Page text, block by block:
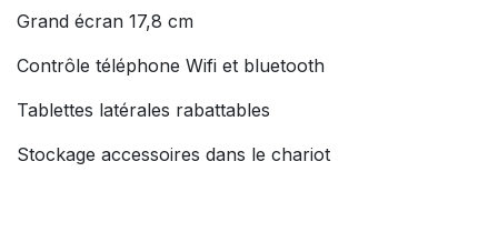
Grand écran 17,8 cm
Contrôle téléphone Wifi et bluetooth
Tablettes latérales rabattables
Stockage accessoires dans le chariot